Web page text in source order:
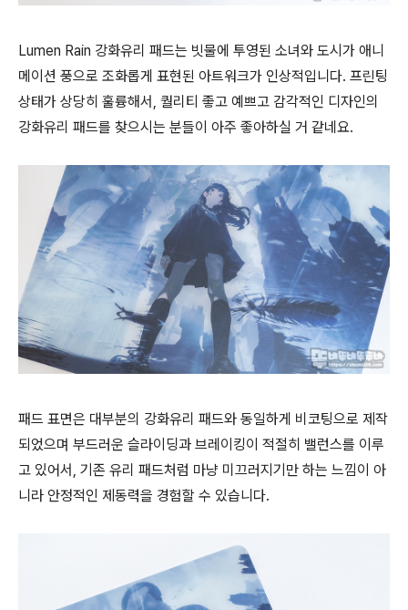
Lumen Rain 강화유리 패드는 빗물에 투영된 소녀와 도시가 애니
메이션 풍으로 조화롭게 표현된 아트워크가 인상적입니다. 프린팅
상태가 상당히 훌륭해서, 퀄리티 좋고 예쁘고 감각적인 디자인의
강화유리 패드를 찾으시는 분들이 아주 좋아하실 거 같네요.
패드 표면은 대부분의 강화유리 패드와 동일하게 비코팅으로 제작
되었으며 부드러운 슬라이딩과 브레이킹이 적절히 밸런스를 이루
고 있어서, 기존 유리 패드처럼 마냥 미끄러지기만 하는 느낌이 아
니라 안정적인 제동력을 경험할 수 있습니다.